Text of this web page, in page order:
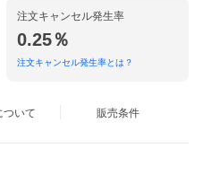
注文キャンセル発生率
0.25％
注文キャンセル発生率とは？
ついて 販売条件